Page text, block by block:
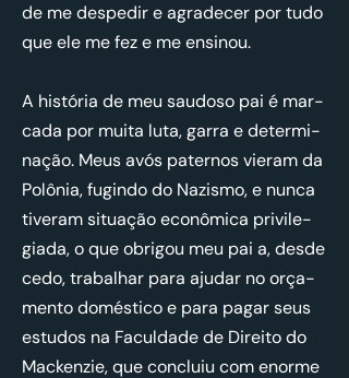
de me des­pedir e agra­decer por tudo
que ele me fez e me en­sinou.
A his­tória de meu sau­doso pai é mar­
cada por muita luta, garra e de­ter­mi­
nação. Meus avós pa­ternos vi­eram da
Polônia, fu­gindo do Na­zismo, e nunca
ti­veram si­tu­ação econô­mica pri­vi­le­
giada, o que obrigou meu pai a, desde
cedo, tra­ba­lhar para ajudar no or­ça­
mento do­més­tico e para pagar seus
es­tudos na Fa­cul­dade de Di­reito do
Mac­kenzie, que con­cluiu com enorme